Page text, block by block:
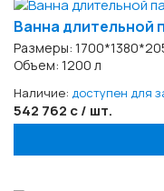
Ванна длительной
Размеры:
Объем: 1200 л
Наличие: доступен для
542 762 с / шт.